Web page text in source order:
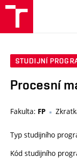
STUDIJNÍ
Procesní
Fakulta: FP
Typ studijního
Kód studijního